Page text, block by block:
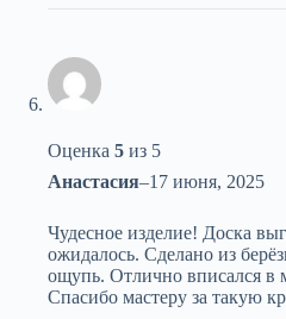
Оценка 5 из 5
Анастасия–17 июня, 2025
Чудесное изделие! Доска
ожидалось. Сделано из
ощупь. Отлично вписался в
Спасибо мастеру за такую